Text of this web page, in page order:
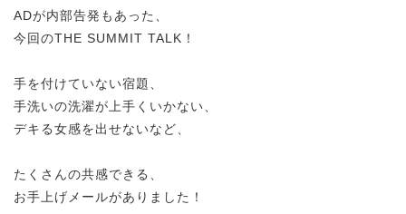
ADが内部告発もあった、
今回のTHE SUMMIT TALK！
手を付けていない宿題、
手洗いの洗濯が上手くいかない、
デキる女感を出せないなど、
たくさんの共感できる、
お手上げメールがありました！